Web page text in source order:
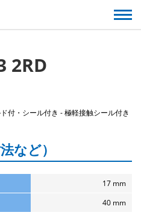
2RD
付・シール付き - 極軽接触シール付き
など）
17 mm
40 mm